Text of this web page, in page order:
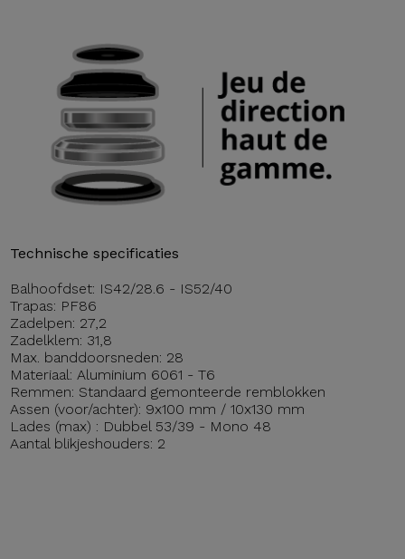
Technische specificaties
Balhoofdset: IS42/28.6 - IS52/40
Trapas: PF86
Zadelpen: 27,2
Zadelklem: 31,8
Max. banddoorsneden: 28
Materiaal: Aluminium 6061 - T6
Remmen: Standaard gemonteerde remblokken
Assen (voor/achter): 9x100 mm / 10x130 mm
Lades (max) : Dubbel 53/39 - Mono 48
Aantal blikjeshouders: 2